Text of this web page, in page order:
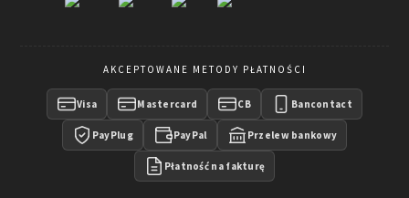
AKCEPTOWANE METODY PŁATNOŚCI
Visa Mastercard CB Bancontact
PayPlug PayPal Przelew bankowy
Płatność na fakturę